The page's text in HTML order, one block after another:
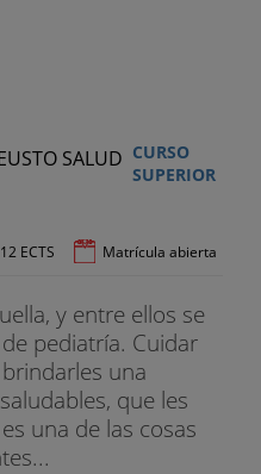
CURSO
SUPERIOR
ECTS Matrícula abierta
y entre ellos se
pediatría. Cuidar
una
que les
una de las cosas